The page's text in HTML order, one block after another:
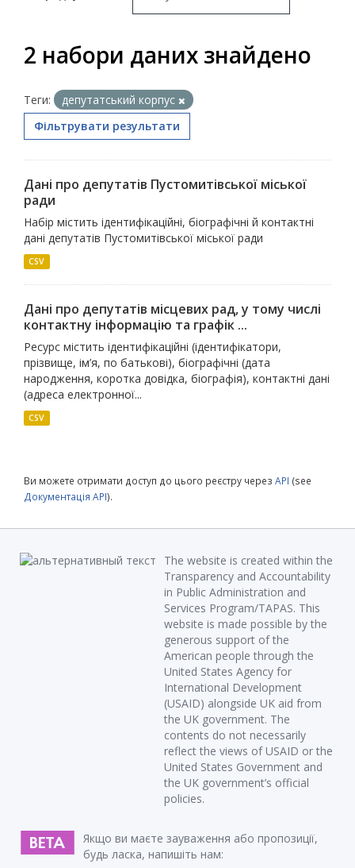
2 набори даних знайдено
Теги:
депутатський корпус
Фільтрувати результати
Дані про депутатів Пустомитівської міської
ради
Набір містить ідентифікаційні, біографічні й контактні
дані депутатів Пустомитівської міської ради
CSV
Дані про депутатів місцевих рад, у тому числі
контактну інформацію та графік ...
Ресурс містить ідентифікаційні (ідентифікатори,
прізвище, ім’я, по батькові), біографічні (дата
народження, коротка довідка, біографія), контактні дані
(адреса електронної...
CSV
Ви можете отримати доступ до цього реєстру через API (see
Документація API).
The website is created within the
Transparency and Accountability
in Public Administration and
Services Program/TAPAS. This
website is made possible by the
generous support of the
American people through the
United States Agency for
International Development
(USAID) alongside UK aid from
the UK government. The
contents do not necessarily
reflect the views of USAID or the
United States Government and
the UK government’s official
policies.
Якщо ви маєте зауваження або пропозиції,
будь ласка, напишіть нам: